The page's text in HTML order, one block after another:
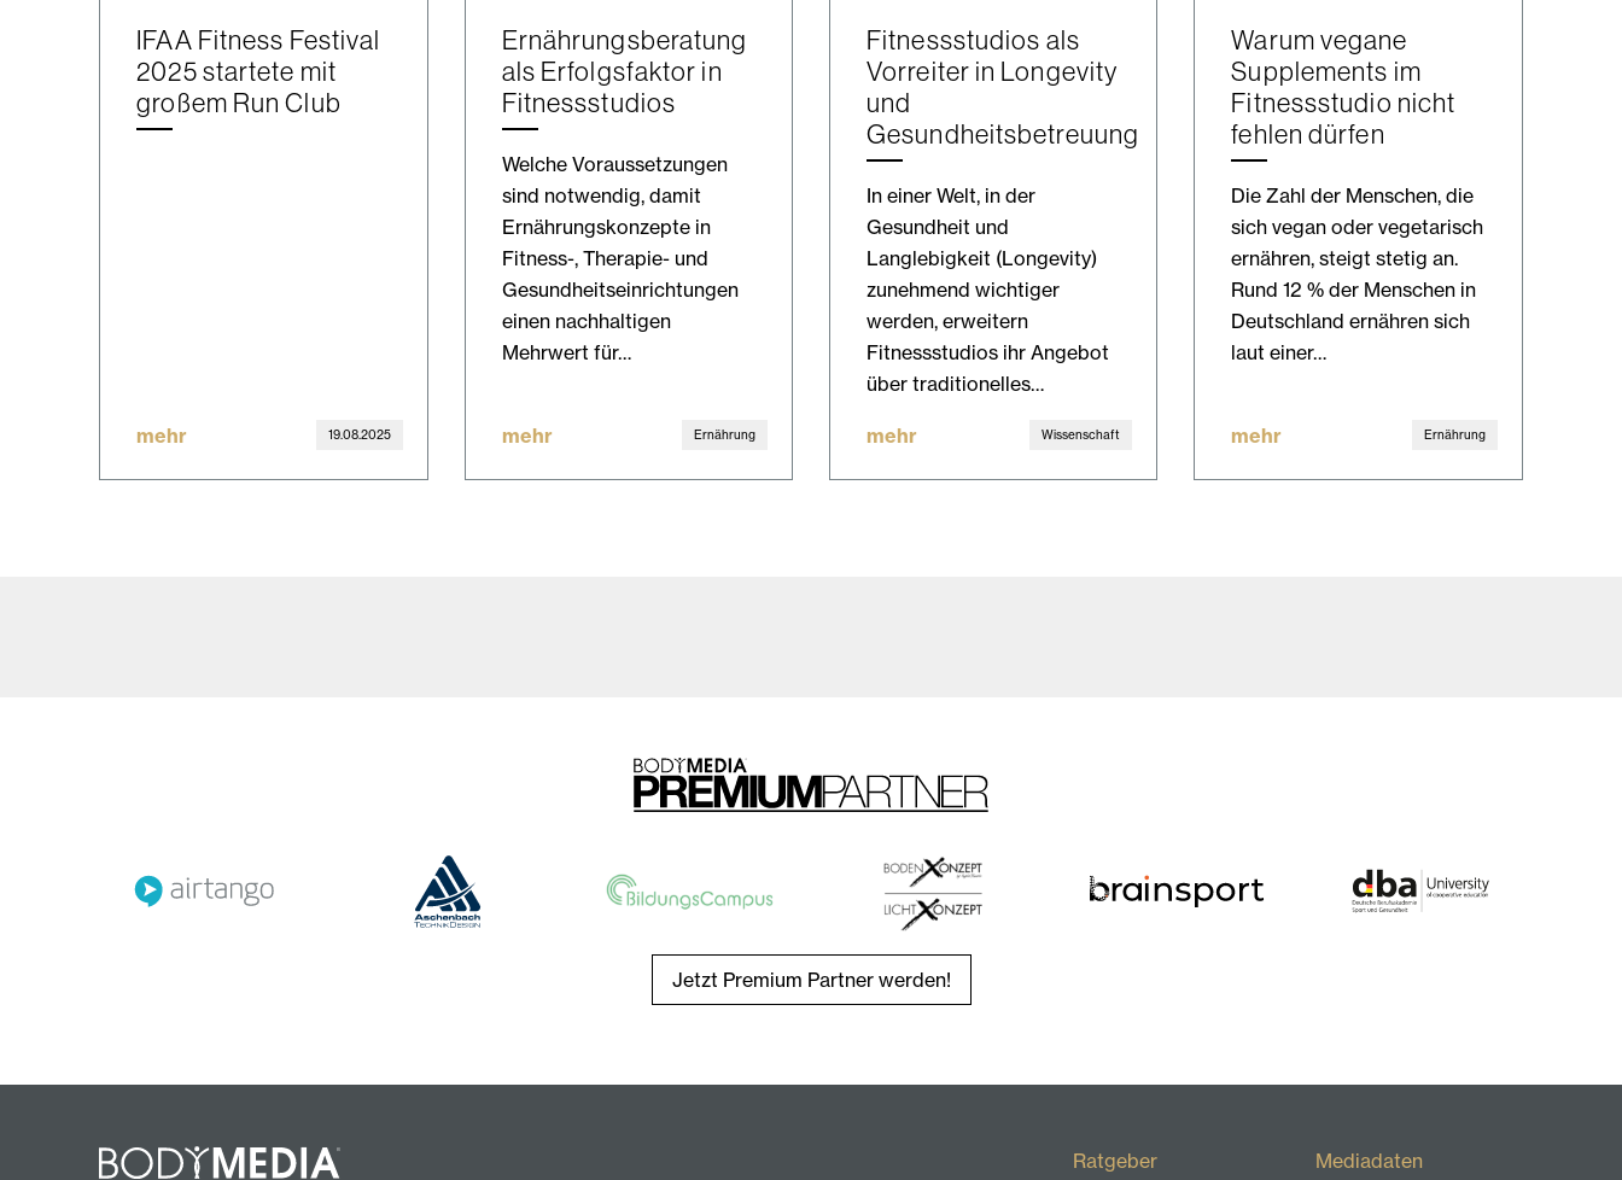
IFAA Fitness Festival
2025 startete mit
großem Run Club
mehr 19.08.2025
Ernährungsberatung
als Erfolgsfaktor in
Fitnessstudios
Welche Voraussetzungen
sind notwendig, damit
Ernährungskonzepte in
Fitness-, Therapie- und
Gesundheitseinrichtungen
einen nachhaltigen
Mehrwert für…
mehr Ernährung
Fitnessstudios als
Vorreiter in Longevity
und
Gesundheitsbetreuung
In einer Welt, in der
Gesundheit und
Langlebigkeit (Longevity)
zunehmend wichtiger
werden, erweitern
Fitnessstudios ihr Angebot
über traditionelles…
mehr Wissenschaft
Warum vegane
Supplements im
Fitnessstudio nicht
fehlen dürfen
Die Zahl der Menschen, die
sich vegan oder vegetarisch
ernähren, steigt stetig an.
Rund 12 % der Menschen in
Deutschland ernähren sich
laut einer…
mehr Ernährung
Jetzt Premium Partner werden!
Ratgeber Mediadaten